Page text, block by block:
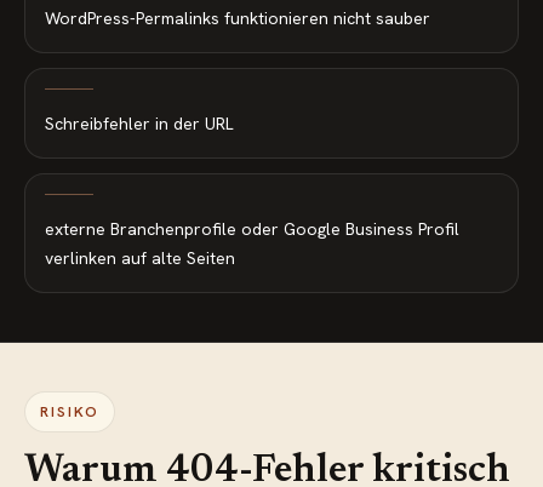
WordPress-Permalinks funktionieren nicht sauber
Schreibfehler in der URL
externe Branchenprofile oder Google Business Profil
verlinken auf alte Seiten
RISIKO
Warum 404-Fehler kritisch